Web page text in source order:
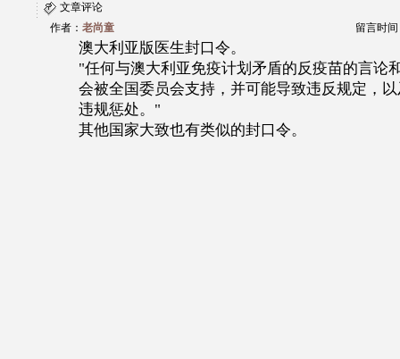
文章评论
作者： 老尚童 留言时间
澳大利亚版医生封口令。
"任何与澳大利亚免疫计划矛盾的反疫苗的言论
会被全国委员会支持，并可能导致违反规定，
违规惩处。"
其他国家大致也有类似的封口令。